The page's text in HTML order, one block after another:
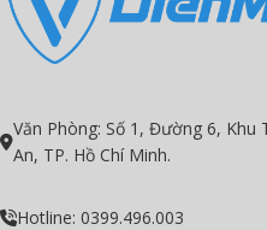
Văn Phòng: Số 1, Đường 6,
An, TP. Hồ Chí Minh.
Hotline: 0399.496.003